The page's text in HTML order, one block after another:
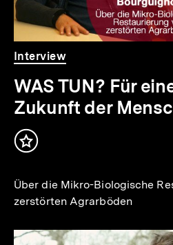
Video
Dauer
13
Min.
Interview
WAS TUN? Für
Zukunft der
Inhalt
Über die Mikro-Biologische
zerstörten Agrarböden